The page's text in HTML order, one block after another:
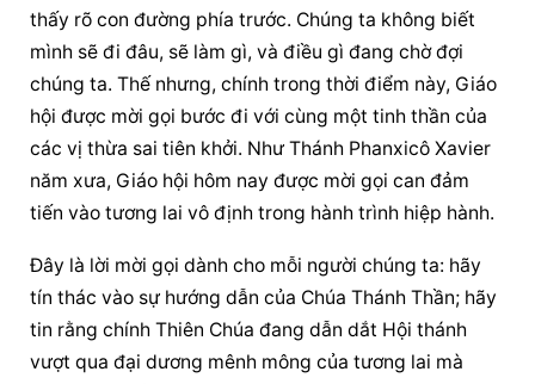
thấy rõ con đường phía trước. Chúng ta không biết
mình sẽ đi đâu, sẽ làm gì, và điều gì đang chờ đợi
chúng ta. Thế nhưng, chính trong thời điểm này, Giáo
hội được mời gọi bước đi với cùng một tinh thần của
các vị thừa sai tiên khởi. Như Thánh Phanxicô Xavier
năm xưa, Giáo hội hôm nay được mời gọi can đảm
tiến vào tương lai vô định trong hành trình hiệp hành.
Đây là lời mời gọi dành cho mỗi người chúng ta: hãy
tín thác vào sự hướng dẫn của Chúa Thánh Thần; hãy
tin rằng chính Thiên Chúa đang dẫn dắt Hội thánh
vượt qua đại dương mênh mông của tương lai mà